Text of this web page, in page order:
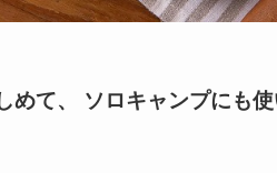
めて、 ソロキャンプにも